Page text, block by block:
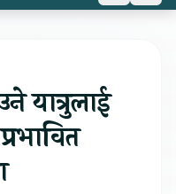
यात्रुलाई